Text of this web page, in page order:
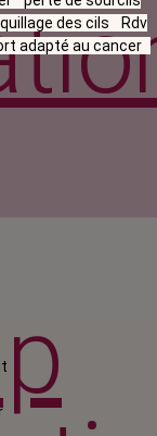
des cils
Rdv
adapté au cancer